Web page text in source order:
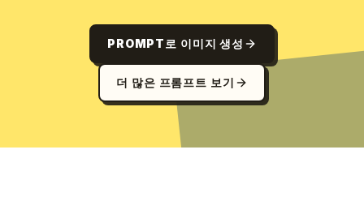
PROMPT로 이미지 생성
더 많은 프롬프트 보기